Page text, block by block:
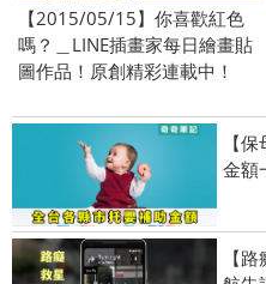
【2015/05/15】你喜歡紅色
嗎？＿LINE插畫家每日繪畫貼
圖作品！原創精彩連載中！
【
金額
【